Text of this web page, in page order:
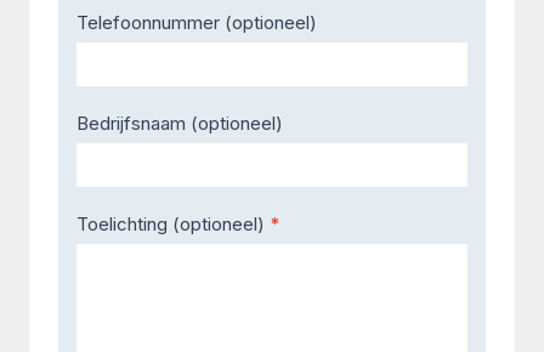
Telefoonnummer (optioneel)
Bedrijfsnaam (optioneel)
Toelichting (optioneel) *